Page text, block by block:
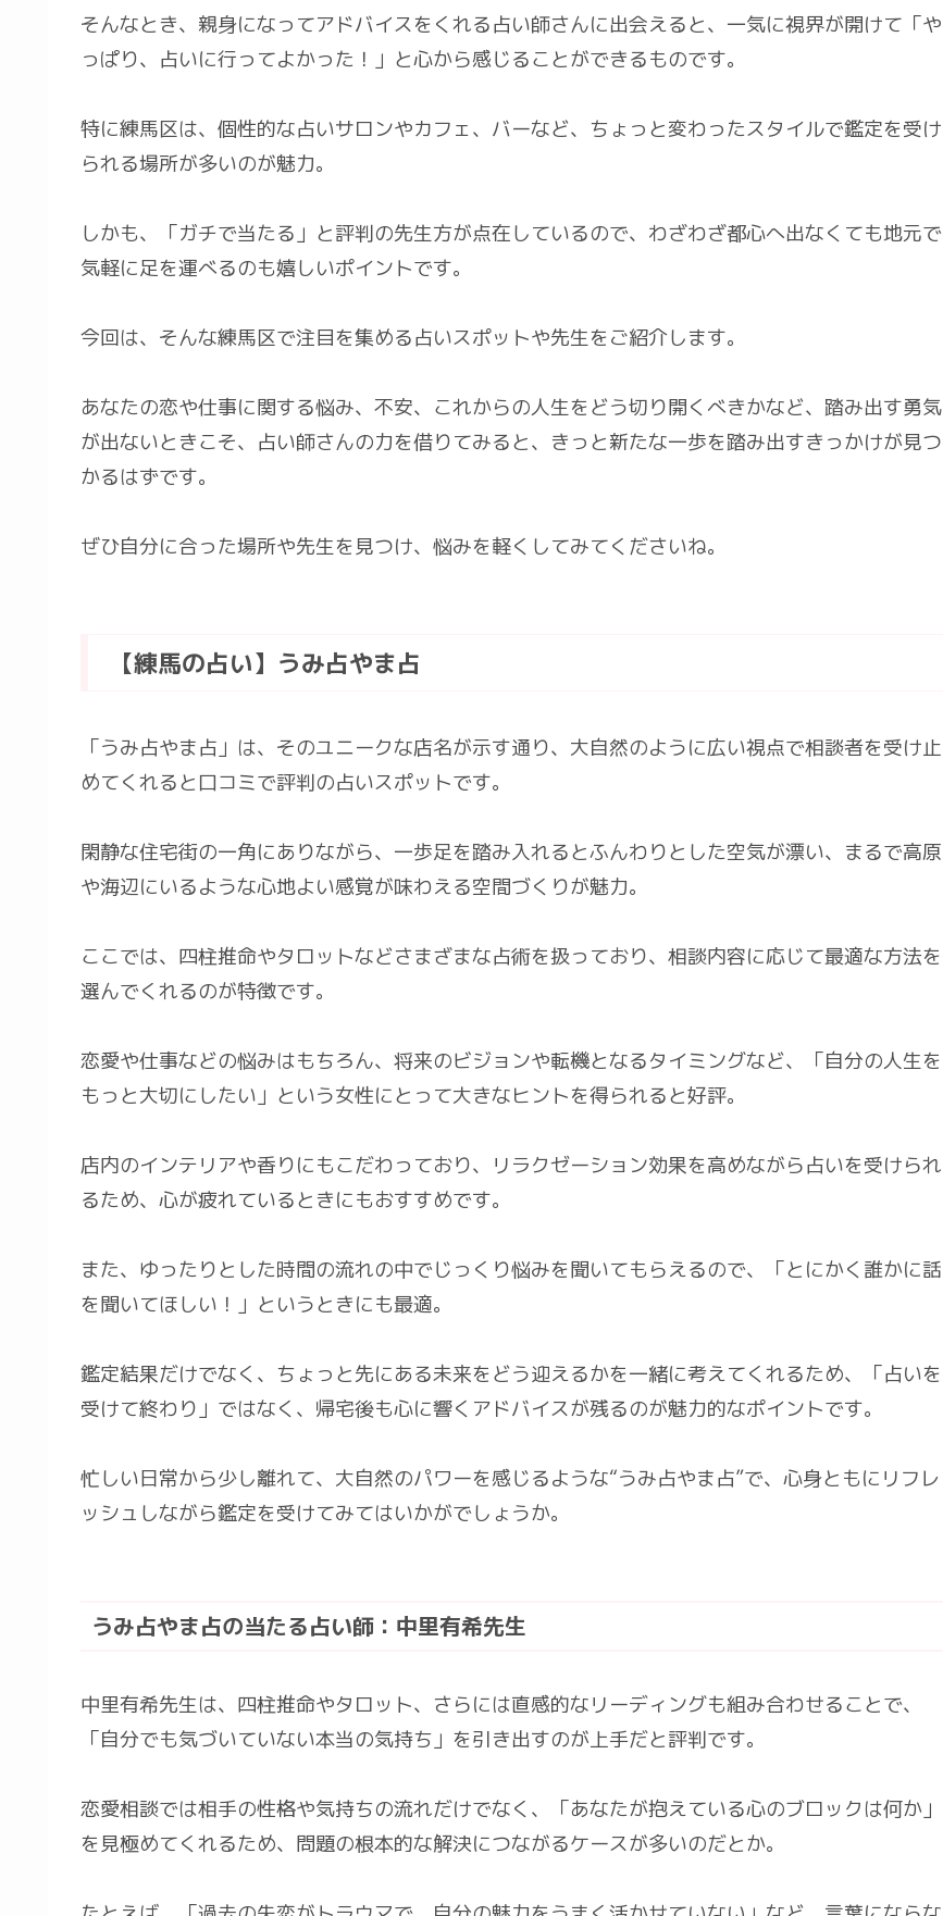
そんなとき、親身になってアドバイスをくれる占い師さんに出会えると、一気に視界が開けて「や
っぱり、占いに行ってよかった！」と心から感じることができるものです。
特に練馬区は、個性的な占いサロンやカフェ、バーなど、ちょっと変わったスタイルで鑑定を受け
られる場所が多いのが魅力。
しかも、「ガチで当たる」と評判の先生方が点在しているので、わざわざ都心へ出なくても地元で
気軽に足を運べるのも嬉しいポイントです。
今回は、そんな練馬区で注目を集める占いスポットや先生をご紹介します。
あなたの恋や仕事に関する悩み、不安、これからの人生をどう切り開くべきかなど、踏み出す勇気
が出ないときこそ、占い師さんの力を借りてみると、きっと新たな一歩を踏み出すきっかけが見つ
かるはずです。
ぜひ自分に合った場所や先生を見つけ、悩みを軽くしてみてくださいね。
【練馬の占い】うみ占やま占
「うみ占やま占」は、そのユニークな店名が示す通り、大自然のように広い視点で相談者を受け止
めてくれると口コミで評判の占いスポットです。
閑静な住宅街の一角にありながら、一歩足を踏み入れるとふんわりとした空気が漂い、まるで高原
や海辺にいるような心地よい感覚が味わえる空間づくりが魅力。
ここでは、四柱推命やタロットなどさまざまな占術を扱っており、相談内容に応じて最適な方法を
選んでくれるのが特徴です。
恋愛や仕事などの悩みはもちろん、将来のビジョンや転機となるタイミングなど、「自分の人生を
もっと大切にしたい」という女性にとって大きなヒントを得られると好評。
店内のインテリアや香りにもこだわっており、リラクゼーション効果を高めながら占いを受けられ
るため、心が疲れているときにもおすすめです。
また、ゆったりとした時間の流れの中でじっくり悩みを聞いてもらえるので、「とにかく誰かに話
を聞いてほしい！」というときにも最適。
鑑定結果だけでなく、ちょっと先にある未来をどう迎えるかを一緒に考えてくれるため、「占いを
受けて終わり」ではなく、帰宅後も心に響くアドバイスが残るのが魅力的なポイントです。
忙しい日常から少し離れて、大自然のパワーを感じるような“うみ占やま占”で、心身ともにリフレ
ッシュしながら鑑定を受けてみてはいかがでしょうか。
うみ占やま占の当たる占い師：中里有希先生
中里有希先生は、四柱推命やタロット、さらには直感的なリーディングも組み合わせることで、
「自分でも気づいていない本当の気持ち」を引き出すのが上手だと評判です。
恋愛相談では相手の性格や気持ちの流れだけでなく、「あなたが抱えている心のブロックは何か」
を見極めてくれるため、問題の根本的な解決につながるケースが多いのだとか。